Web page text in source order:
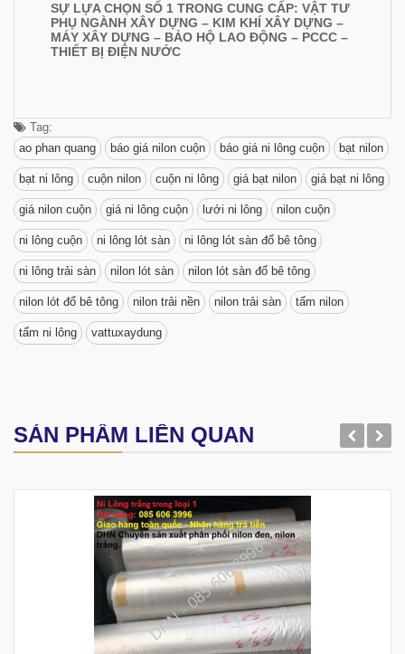
SỰ LỰA CHỌN SỐ 1 TRONG CUNG CẤP: VẬT TƯ
PHỤ NGÀNH XÂY DỰNG – KIM KHÍ XÂY DỰNG –
MÁY XÂY DỰNG – BẢO HỘ LAO ĐỘNG – PCCC –
THIẾT BỊ ĐIỆN NƯỚC
Tag:
ao phan quang
báo giá nilon cuộn báo giá ni lông cuộn bạt nilon
bạt ni lông cuộn nilon cuộn ni lông giá bạt nilon giá bạt ni lông
giá nilon cuộn giá ni lông cuộn lưới ni lông nilon cuộn
ni lông cuộn ni lông lót sàn ni lông lót sàn đổ bê tông
ni lông trải sàn nilon lót sàn nilon lót sàn đổ bê tông
nilon lót đổ bê tông nilon trải nền nilon trải sàn tấm nilon
tấm ni lông vattuxaydung
SẢN PHẨM LIÊN QUAN